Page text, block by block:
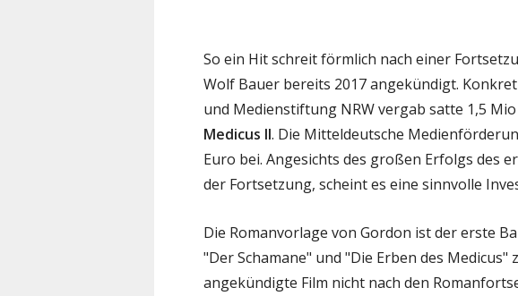
So ein Hit schreit förmlich nach einer
Wolf Bauer bereits 2017 angekündigt.
und Medienstiftung NRW vergab satte 1,5
Medicus II. Die Mitteldeutsche
Euro bei. Angesichts des großen Erfolgs des
der Fortsetzung, scheint es eine sinnvolle
Die Romanvorlage von Gordon ist der erste
"Der Schamane" und "Die Erben des Medicus"
angekündigte Film nicht nach den